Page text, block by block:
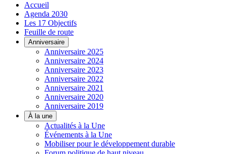
Accueil
Agenda 2030
Les 17 Objectifs
Feuille de route
Anniversaire
Anniversaire 2025
Anniversaire 2024
Anniversaire 2023
Anniversaire 2022
Anniversaire 2021
Anniversaire 2020
Anniversaire 2019
À la une
Actualités à la Une
Événements à la Une
Mobiliser pour le développement durable